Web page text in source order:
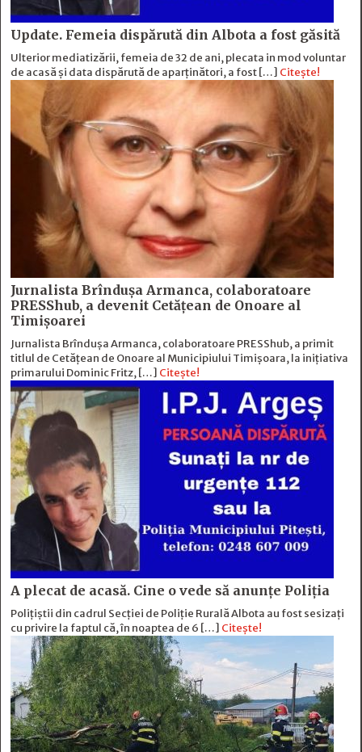
Update. Femeia dispărută din Albota a fost găsită
Ulterior mediatizării, femeia de 32 de ani, plecata in mod voluntar
de acasă și data dispărută de aparținători, a fost […] Citește!
Jurnalista Brîndușa Armanca, colaboratoare
PRESShub, a devenit Cetățean de Onoare al
Timișoarei
Jurnalista Brîndușa Armanca, colaboratoare PRESShub, a primit
titlul de Cetățean de Onoare al Municipiului Timișoara, la inițiativa
primarului Dominic Fritz, […] Citește!
A plecat de acasă. Cine o vede să anunțe Poliția
Polițiștii din cadrul Secției de Poliție Rurală Albota au fost sesizați
cu privire la faptul că, în noaptea de 6 […] Citește!